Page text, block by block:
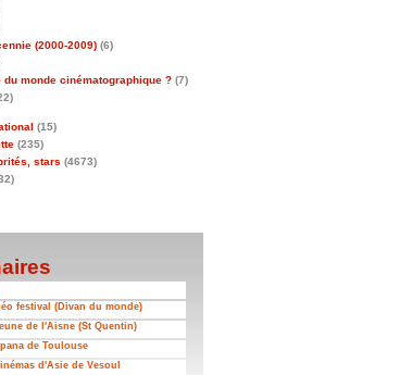
(2000-2009) (6)
du monde cinématographique ? (7)
(15)
(235)
stars (4673)
festival (Divan du monde)
de l'Aisne (St Quentin)
de Toulouse
d'Asie de Vesoul